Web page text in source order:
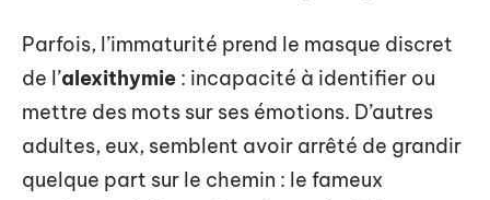
Parfois, l’immaturité prend le masque discret
de l’alexithymie : incapacité à identifier ou
mettre des mots sur ses émotions. D’autres
adultes, eux, semblent avoir arrêté de grandir
quelque part sur le chemin : le fameux